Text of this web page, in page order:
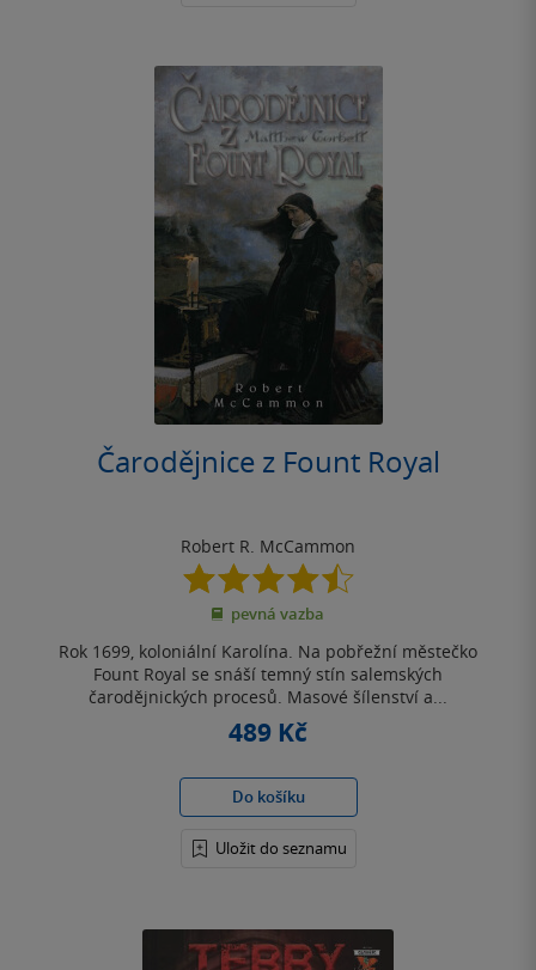
Čarodějnice z Fount Royal
Robert R. McCammon
4.5
z
5
pevná vazba
Rok 1699, koloniální Karolína. Na pobřežní městečko
Fount Royal se snáší temný stín salemských
čarodějnických procesů. Masové šílenství a...
489 Kč
Do košíku
Uložit do seznamu